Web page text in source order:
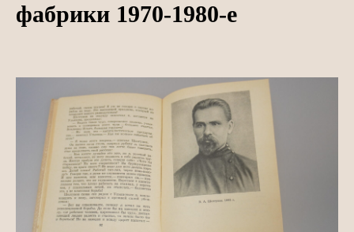
фабрики 1970-1980-е